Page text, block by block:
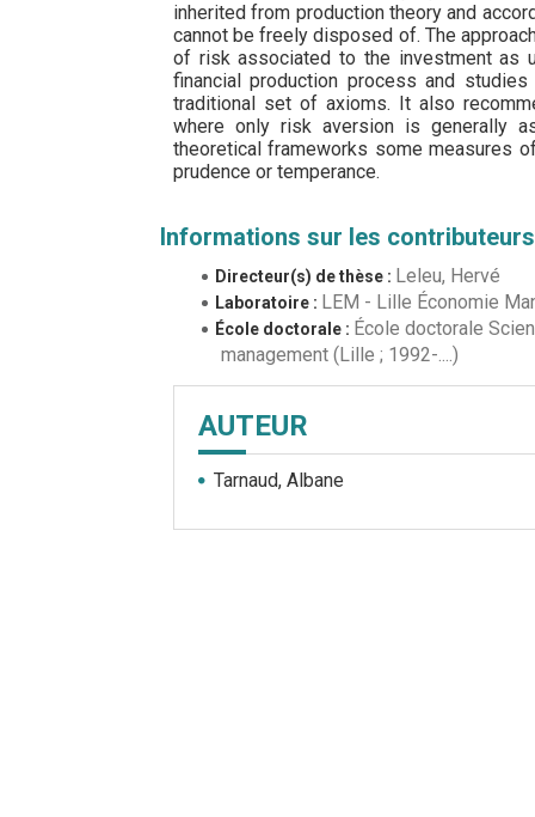
inherited from production theory and
cannot be freely disposed of. The
of risk associated to the investment as
financial production process and
traditional set of axioms. It also
where only risk aversion is generally
theoretical frameworks some measures
prudence or temperance.
Informations sur les contributeurs
Directeur(s) de thèse : Leleu, Hervé
Laboratoire : LEM - Lille Économie
École doctorale : École doctorale
management (Lille ; 1992-....)
AUTEUR
Tarnaud, Albane